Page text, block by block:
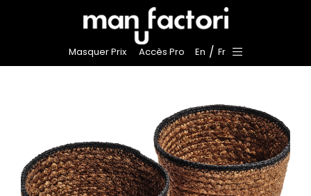
Masquer Prix Accès Pro En / Fr